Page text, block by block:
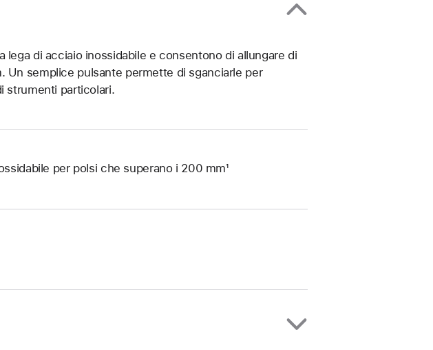
lega di acciaio inossidabile e consentono di allungare di
Un semplice pulsante permette di sganciarle per
strumenti particolari.
per polsi che superano i 200 mm¹